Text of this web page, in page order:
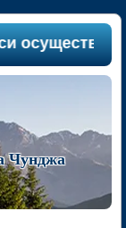
Чунджа